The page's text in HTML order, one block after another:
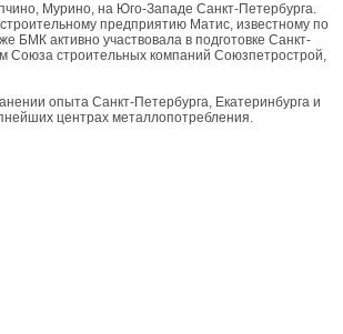
Мурино, на Юго-Западе Санкт-Петербурга.
предприятию Матис, известному по
БМК активно участвовала в подготовке Санкт-
Союза строительных компаний Союзпетрострой,
опыта Санкт-Петербурга, Екатеринбурга и
центрах металлопотребления.